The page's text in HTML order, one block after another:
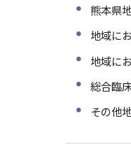
熊本県
地域に
地域に
総合臨
その他